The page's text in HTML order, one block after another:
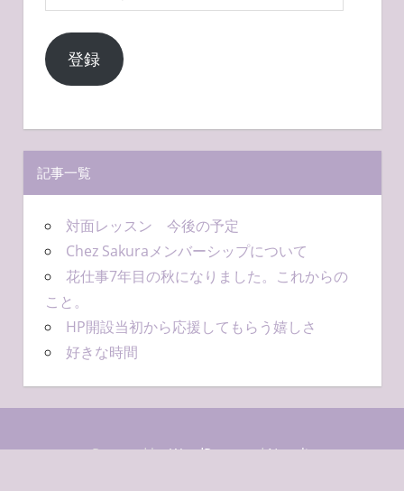
ー
ル
ア
ド
登録
記事一覧
対面レッスン 今後の予定
Chez Sakuraメンバーシップについて
花仕事7年目の秋になりました。これからの
こと。
HP開設当初から応援してもらう嬉しさ
好きな時間
Powered byWordPressandNapoli.